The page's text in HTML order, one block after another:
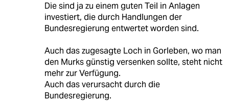
Die sind ja zu einem guten Teil in Anlagen
investiert, die durch Handlungen der
Bundesregierung entwertet worden sind.
Auch das zugesagte Loch in Gorleben, wo man
den Murks günstig versenken sollte, steht nicht
mehr zur Verfügung.
Auch das verursacht durch die
Bundesregierung.